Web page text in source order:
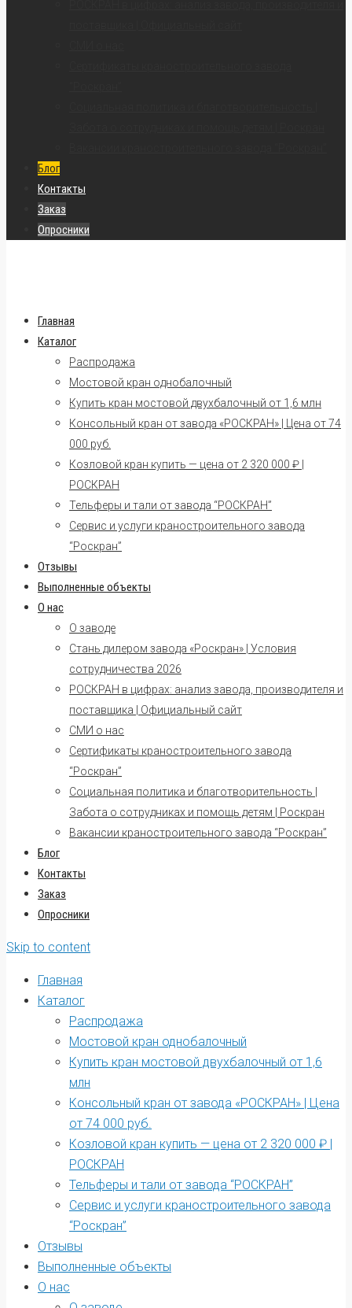
Блог
Контакты
Заказ
Опросники
Главная
Каталог
Распродажа
Мостовой кран однобалочный
Купить кран мостовой двухбалочный от 1,6 млн
Консольный кран от завода «РОСКРАН» | Цена от 74
000 руб.
Козловой кран купить — цена от 2 320 000 ₽ |
РОСКРАН
Тельферы и тали от завода “РОСКРАН”
Сервис и услуги краностроительного завода
“Роскран”
Отзывы
Выполненные объекты
О нас
О заводе
Стань дилером завода «Роскран» | Условия
сотрудничества 2026
РОСКРАН в цифрах: анализ завода, производителя и
поставщика | Официальный сайт
СМИ о нас
Сертификаты краностроительного завода
“Роскран”
Социальная политика и благотворительность |
Забота о сотрудниках и помощь детям | Роскран
Вакансии краностроительного завода “Роскран”
Блог
Контакты
Заказ
Опросники
Skip to content
Главная
Каталог
Распродажа
Мостовой кран однобалочный
Купить кран мостовой двухбалочный от 1,6
млн
Консольный кран от завода «РОСКРАН» | Цена
от 74 000 руб.
Козловой кран купить — цена от 2 320 000 ₽ |
РОСКРАН
Тельферы и тали от завода “РОСКРАН”
Сервис и услуги краностроительного завода
“Роскран”
Отзывы
Выполненные объекты
О нас